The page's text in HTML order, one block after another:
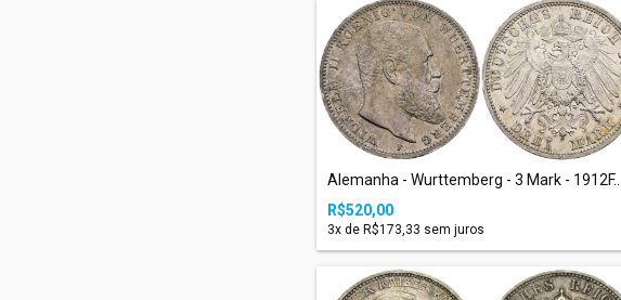
Alemanha - Wurttemberg - 3 Mark - 1912F...
R$520,00
3x de R$173,33 sem juros